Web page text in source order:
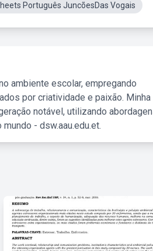
Português JuncõesDas Vogais
ambiente escolar, empregando
por criatividade e paixão. Minha
notável, utilizando
- dsw.aau.edu.et.